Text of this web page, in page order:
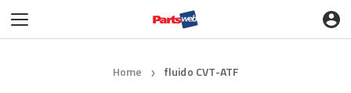
Home ❯ fluido CVT-ATF